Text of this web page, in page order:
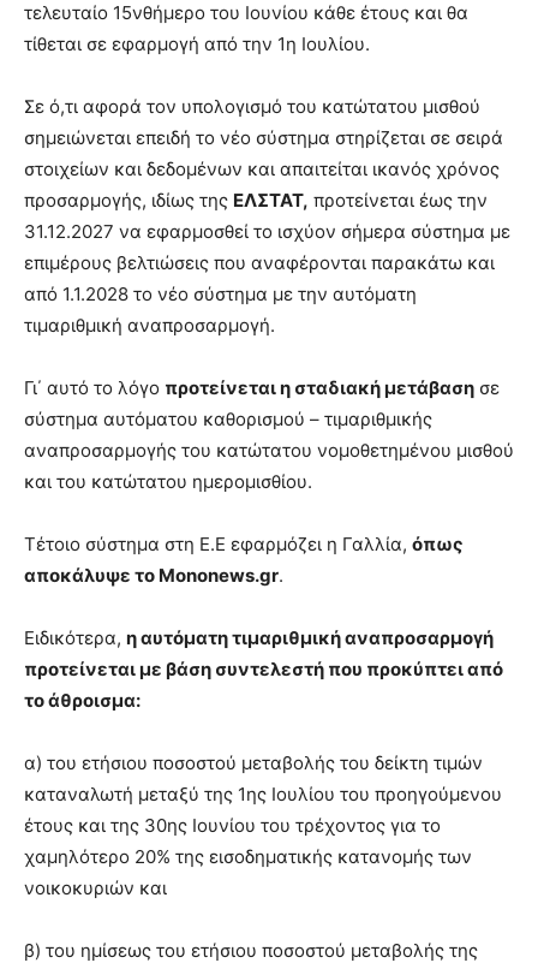
τελευταίο 15νθήμερο του Ιουνίου κάθε έτους και θα
τίθεται σε εφαρμογή από την 1η Ιουλίου.
Σε ό,τι αφορά τον υπολογισμό του κατώτατου μισθού
σημειώνεται επειδή το νέο σύστημα στηρίζεται σε σειρά
στοιχείων και δεδομένων και απαιτείται ικανός χρόνος
προσαρμογής, ιδίως της ΕΛΣΤΑΤ, προτείνεται έως την
31.12.2027 να εφαρμοσθεί το ισχύον σήμερα σύστημα με
επιμέρους βελτιώσεις που αναφέρονται παρακάτω και
από 1.1.2028 το νέο σύστημα με την αυτόματη
τιμαριθμική αναπροσαρμογή.
Γι΄ αυτό το λόγο προτείνεται η σταδιακή μετάβαση σε
σύστημα αυτόματου καθορισμού – τιμαριθμικής
αναπροσαρμογής του κατώτατου νομοθετημένου μισθού
και του κατώτατου ημερομισθίου.
Τέτοιο σύστημα στη Ε.Ε εφαρμόζει η Γαλλία, όπως
αποκάλυψε το Mononews.gr.
Ειδικότερα, η αυτόματη τιμαριθμική αναπροσαρμογή
προτείνεται με βάση συντελεστή που προκύπτει από
το άθροισμα:
α) του ετήσιου ποσοστού μεταβολής του δείκτη τιμών
καταναλωτή μεταξύ της 1ης Ιουλίου του προηγούμενου
έτους και της 30ης Ιουνίου του τρέχοντος για το
χαμηλότερο 20% της εισοδηματικής κατανομής των
νοικοκυριών και
β) του ημίσεως του ετήσιου ποσοστού μεταβολής της